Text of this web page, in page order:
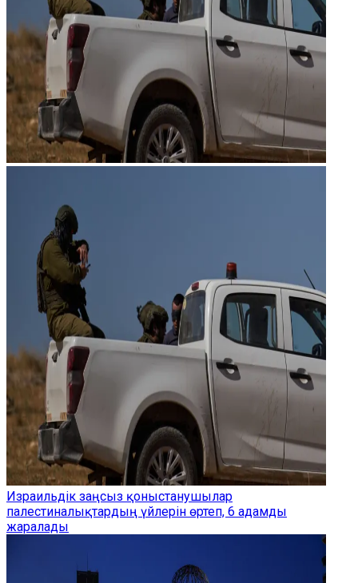
Израильдік заңсыз қоныстанушылар
палестиналықтардың үйлерін өртеп, 6 адамды
жаралады